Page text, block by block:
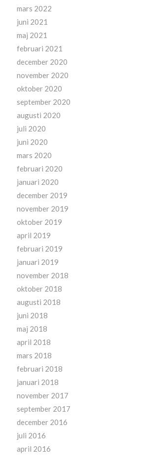
mars 2022
juni 2021
maj 2021
februari 2021
december 2020
november 2020
oktober 2020
september 2020
augusti 2020
juli 2020
juni 2020
mars 2020
februari 2020
januari 2020
december 2019
november 2019
oktober 2019
april 2019
februari 2019
januari 2019
november 2018
oktober 2018
augusti 2018
juni 2018
maj 2018
april 2018
mars 2018
februari 2018
januari 2018
november 2017
september 2017
december 2016
juli 2016
april 2016